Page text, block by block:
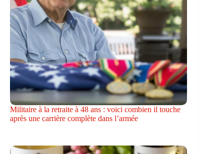
Militaire à la retraite à 48 ans : voici combien il touche
après une carrière complète dans l’armée